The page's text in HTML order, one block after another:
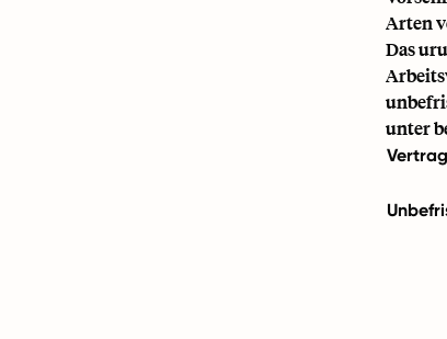
Arten
Das
unter